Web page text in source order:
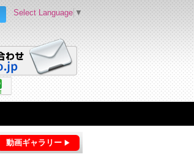
Select Language ▼
動画ギャラリー